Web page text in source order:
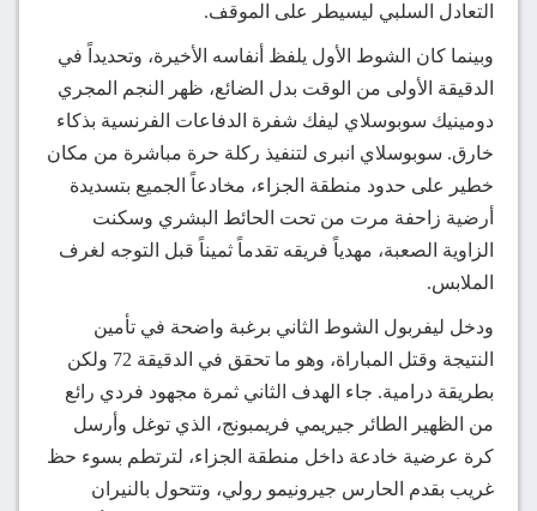
التعادل السلبي ليسيطر على الموقف.
وبينما كان الشوط الأول يلفظ أنفاسه الأخيرة، وتحديداً في
الدقيقة الأولى من الوقت بدل الضائع، ظهر النجم المجري
دومينيك سوبوسلاي ليفك شفرة الدفاعات الفرنسية بذكاء
خارق. سوبوسلاي انبرى لتنفيذ ركلة حرة مباشرة من مكان
خطير على حدود منطقة الجزاء، مخادعاً الجميع بتسديدة
أرضية زاحفة مرت من تحت الحائط البشري وسكنت
الزاوية الصعبة، مهدياً فريقه تقدماً ثميناً قبل التوجه لغرف
الملابس.
ودخل ليفربول الشوط الثاني برغبة واضحة في تأمين
النتيجة وقتل المباراة، وهو ما تحقق في الدقيقة 72 ولكن
بطريقة درامية. جاء الهدف الثاني ثمرة مجهود فردي رائع
من الظهير الطائر جيريمي فريمبونج، الذي توغل وأرسل
كرة عرضية خادعة داخل منطقة الجزاء، لترتطم بسوء حظ
غريب بقدم الحارس جيرونيمو رولي، وتتحول بالنيران